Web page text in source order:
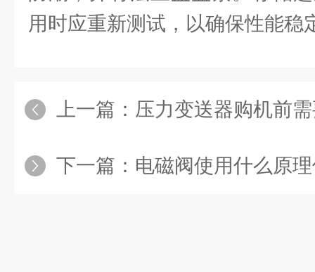
用时应重新测试，以确保性能稳
上一篇： 压力变送器购机前
下一篇： 电磁阀使用什么原